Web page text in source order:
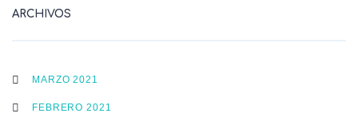
ARCHIVOS
MARZO 2021
FEBRERO 2021